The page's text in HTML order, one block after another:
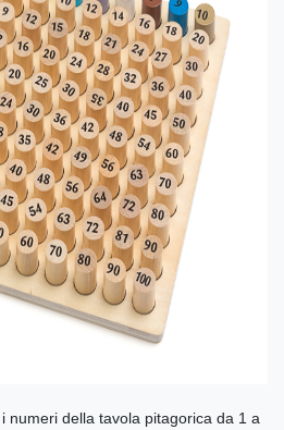
numeri della tavola pitagorica da 1 a